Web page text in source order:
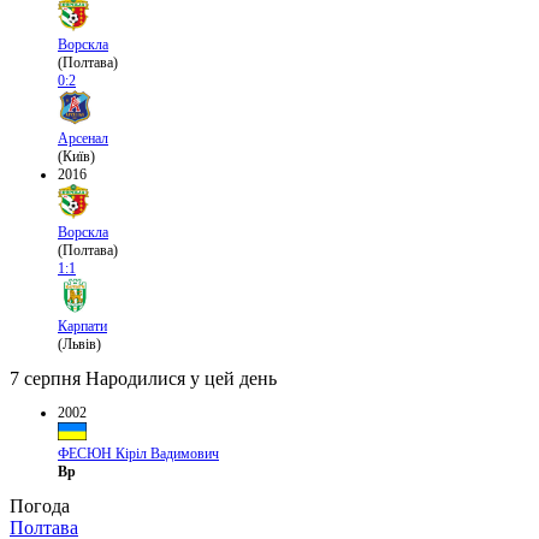
Ворскла
(Полтава)
0:2
Арсенал
(Київ)
2016
Ворскла
(Полтава)
1:1
Карпати
(Львів)
7 серпня Народилися у цей день
2002
ФЕСЮН Кіріл Вадимович
Вр
Погода
Полтава